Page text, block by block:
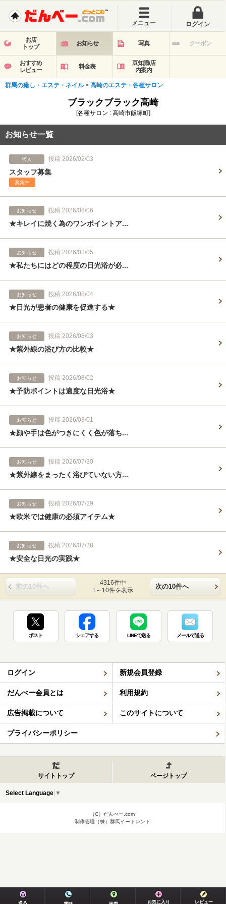
メニュー ログイン
お店
トップ
お知らせ 写真 クーポン
おすすめ
レビュー
料金表
豆知識/店
内案内
群馬の癒し・エステ・ネイル> 高崎のエステ・各種サロン
ブラックブラック高崎
[各種サロン : 高崎市飯塚町]
お知らせ一覧
求人 投稿 2026/02/03
スタッフ募集
募集中
お知らせ 投稿 2026/08/06
★キレイに焼く為のワンポイントア...
お知らせ 投稿 2026/08/05
★私たちにはどの程度の日光浴が必...
お知らせ 投稿 2026/08/04
★日光が患者の健康を促進する★
お知らせ 投稿 2026/08/03
★紫外線の浴び方の比較★
お知らせ 投稿 2026/08/02
★予防ポイントは適度な日光浴★
お知らせ 投稿 2026/08/01
★顔や手は色がつきにくく色が落ち...
お知らせ 投稿 2026/07/30
★紫外線をまったく浴びていない方...
お知らせ 投稿 2026/07/29
★欧米では健康の必須アイテム★
お知らせ 投稿 2026/07/28
★安全な日光の実践★
前の10件へ
4316件中
1～10件を表示
次の10件へ
ポスト シェアする LINEで送る メールで送る
ログイン 新規会員登録
だんべー会員とは 利用規約
広告掲載について このサイトについて
プライバシーポリシー
サイトトップ ページトップ
Select Language ▼
（C）だんべー.com
制作管理（株）群馬イートレンド
送る お気に入り レビュー